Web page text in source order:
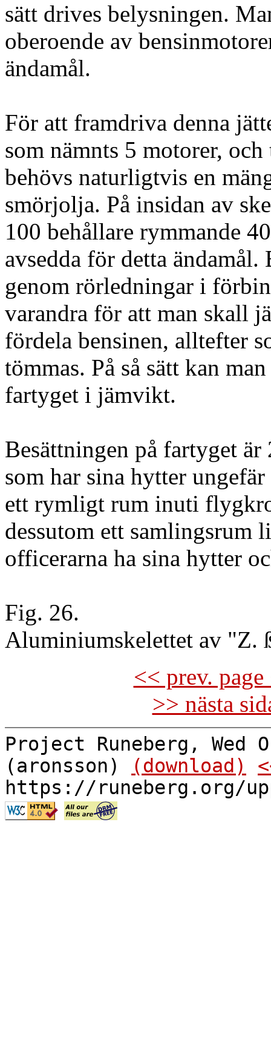
sätt drives belysningen.
oberoende av
ändamål.
För att framdriva denna
som nämnts 5 motorer, och
behövs naturligtvis en
smörjolja. På insidan av
100 behållare rymmande
avsedda för detta ändamål.
genom rörledningar i
varandra för att man skall
fördela bensinen, alltefter
tömmas. På så sätt kan
fartyget i jämvikt.
Besättningen på fartyget är
som har sina hytter
ett rymligt rum inuti
dessutom ett samlingsrum
officerarna ha sina hytter
Fig. 26.
Aluminiumskelettet av "Z.
<< prev.
>> nästa
Project Runeberg, Wed
(aronsson)
(download)
https://runeberg.org/